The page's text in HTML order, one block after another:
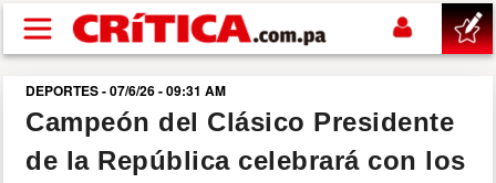
Pasar al contenido principal
buscar
SUCESOS
DEPORTES - 07/6/26 - 09:31 AM
Campeón del Clásico Presidente
de la República celebrará con los